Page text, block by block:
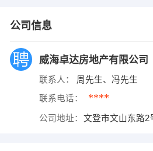
公司信息
威海卓达房地产有限公司
联系人： 周先生、冯先生
联系电话： ****
公司地址： 文登市文山东路2